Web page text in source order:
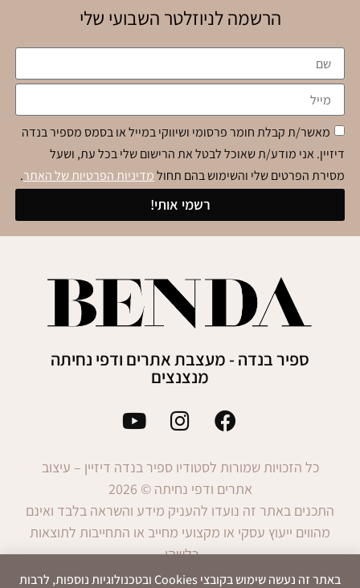
הרשמה לניוזלטר השבועי שלי
מאשר/ת קבלת חומר פרסומי ושיווקי במייל או בסמס מספיר בנדה
דיזיין. אני מודע/ת שאוכל לבטל את הרישום שלי בכל עת, ושעל
מסירת הפרטים שלי והשימוש בהם תחולמדיניות הפרטיות של האתר.
רשמי אותי!
ספיר בנדה - מעצבת אתרים ודפי נחיתה
מנצנצים
כל הזכויות שמורות לסטודיו ספיר בנדה דיזיין – עיצוב
אתרים ודפי נחיתה © 2026
התכנים באתר זה נועדו להעניק מידע והשראה בלבד ואינם
מהווים ייעוץ עסקי או מקצועי מחייב או התחייבות לתוצאות
כלשהן.
השימוש במידע הינו באחריות המשתמש בלבד.
באתר זה נעשה שימוש בקובצי Cookies ובטכנולוגיות נוספות, לרבות